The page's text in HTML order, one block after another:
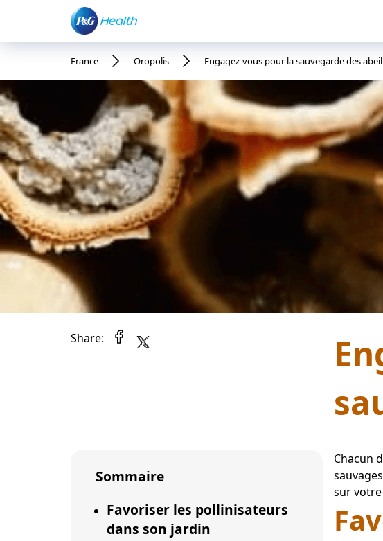
France Oropolis Engagez-vous pour la sauvegarde des
Share:
Sommaire
Favoriser les pollinisateurs
dans son jardin
Chacun
sur